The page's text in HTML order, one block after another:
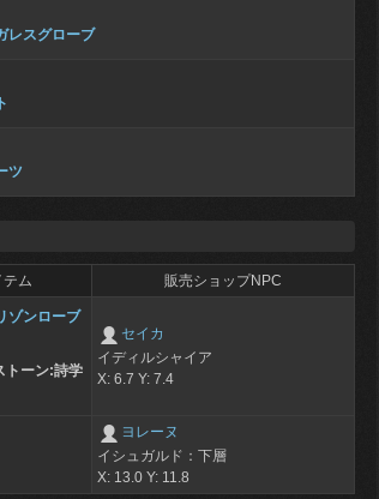
レスグローブ
ツ
ム 販売ショップNPC
ゾンローブ
トーン:詩学
セイカ
イディルシャイア
X: 6.7 Y: 7.4
ヨレーヌ
イシュガルド：下層
X: 13.0 Y: 11.8